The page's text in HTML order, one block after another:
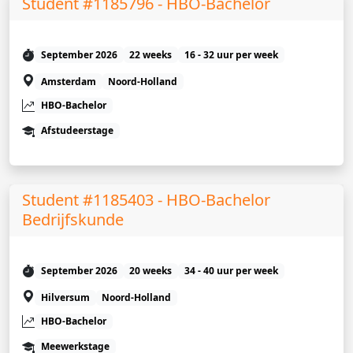
September 2026 22 weeks
16 - 32 uur per week
Amsterdam
Noord-Holland
HBO-Bachelor
Afstudeerstage
Student #1185403 - HBO-Bachelor
Bedrijfskunde
September 2026 20 weeks
34 - 40 uur per week
Hilversum
Noord-Holland
HBO-Bachelor
Meewerkstage